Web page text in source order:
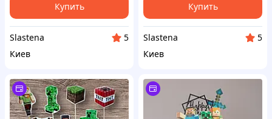
Купить
Slastena
5
Киев
Купить
Slastena
5
Киев